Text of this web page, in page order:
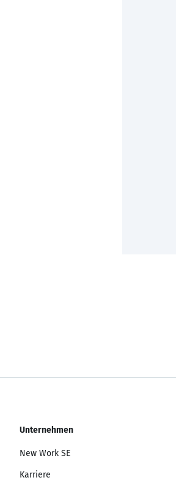
Unternehmen
New Work SE
Karriere